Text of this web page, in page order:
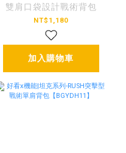
雙肩口袋設計戰術背包
NT$1,180
加入購物車